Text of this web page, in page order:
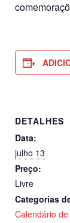
DETALHES
Data:
julho 13
Preço:
Livre
Categorias
Calendário